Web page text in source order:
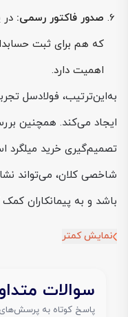
صدور فاکتور رسمی:
که هم برای ثبت
اهمیت دارد.
به‌این‌ترتیب، فولادسل
ایجاد می‌کند. همچنین
تصمیم‌گیری خرید میلگرد
شاخصی کلان، می‌تواند
باشد و به پیمانکاران
نمایش کمتر
سوالات
پاسخ کوتاه به پرسش‌های